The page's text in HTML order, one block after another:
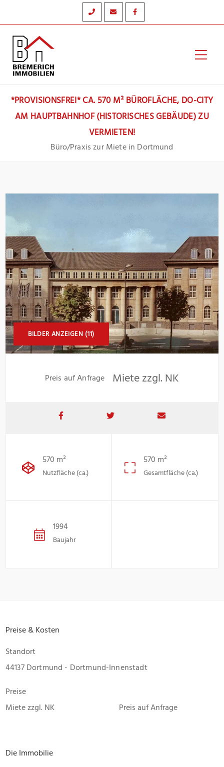
Inhalt
springen
*PROVISIONSFREI* CA. 570 M² BÜROFLÄCHE, DO-CITY
AM HAUPTBAHNHOF (HISTORISCHES GEBÄUDE) ZU
VERMIETEN!
Büro/Praxis zur Miete in Dortmund
BILDER ANZEIGEN (11)
Preis auf Anfrage Miete zzgl. NK
570 m²
Nutzfläche (ca.)
570 m²
Gesamtfläche (ca.)
1994
Baujahr
Preise & Kosten
Standort
44137 Dortmund - Dortmund-Innenstadt
Preise
Miete zzgl. NK
Preis auf Anfrage
Die Immobilie